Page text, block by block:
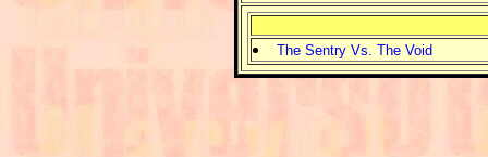
The Sentry Vs. The Void